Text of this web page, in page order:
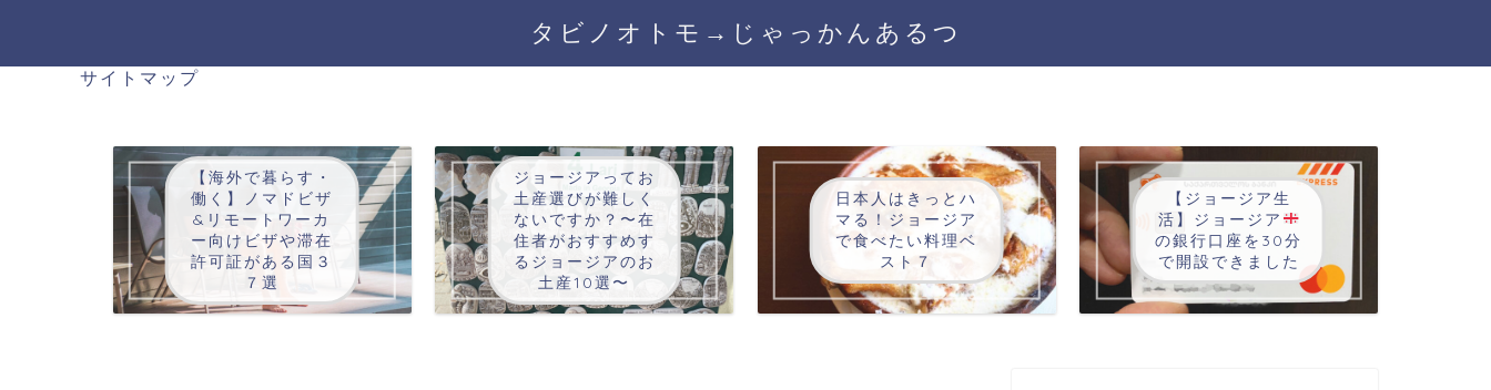
タビノオトモ→じゃっかんあるつ
サイトマップ
【海外で暮らす・
働く】ノマドビザ
&リモートワーカ
ー向けビザや滞在
許可証がある国３
７選
ジョージアってお
土産選びが難しく
ないですか？〜在
住者がおすすめす
るジョージアのお
土産10選〜
日本人はきっとハ
マる！ジョージア
で食べたい料理ベ
スト７
【ジョージア生
活】ジョージア
の銀行口座を30分
で開設できました